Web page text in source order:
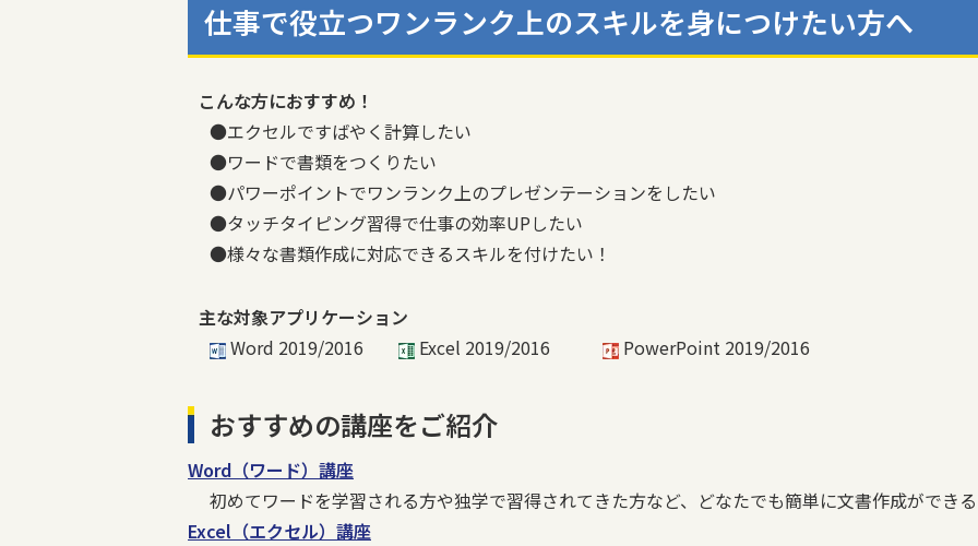
仕事で役立つワンランク上のスキルを身につけたい方へ
こんな方におすすめ！
●エクセルですばやく計算したい
●ワードで書類をつくりたい
●パワーポイントでワンランク上のプレゼンテーションをしたい
●タッチタイピング習得で仕事の効率UPしたい
●様々な書類作成に対応できるスキルを付けたい！
主な対象アプリケーション
Word 2019/2016
Excel 2019/2016 PowerPoint 2019/2016
おすすめの講座をご紹介
Word（ワード）講座
初めてワードを学習される方や独学で習得されてきた方など、どなたでも簡単に文書作成ができ
Excel（エクセル）講座